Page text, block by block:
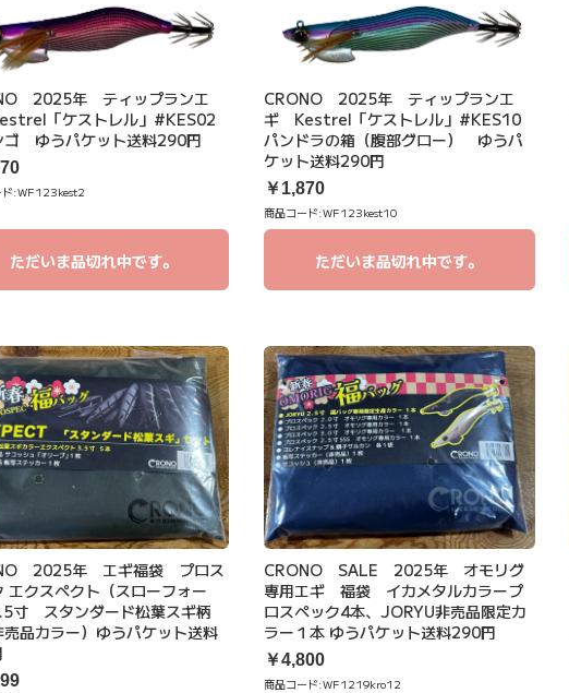
2025年 ティップランエ
「ケストレル」#KES02
ゴ ゆうパケット送料290円
ド:WF123kest2
ただいま品切れ中です。
CRONO 2025年 ティップランエ
ギ Kestrel「ケストレル」#KES10
パンドラの箱（腹部グロー） ゆうパ
ケット送料290円
￥1,870
商品コード:WF123kest10
ただいま品切れ中です。
2025年 エギ福袋 プロス
エクスペクト（スローフォー
寸 スタンダード松葉スギ柄
売品カラー）ゆうパケット送料
CRONO SALE 2025年 オモリグ
専用エギ 福袋 イカメタルカラープ
ロスペック4本、JORYU非売品限定カ
ラー１本 ゆうパケット送料290円
￥4,800
商品コード:WF1219kro12